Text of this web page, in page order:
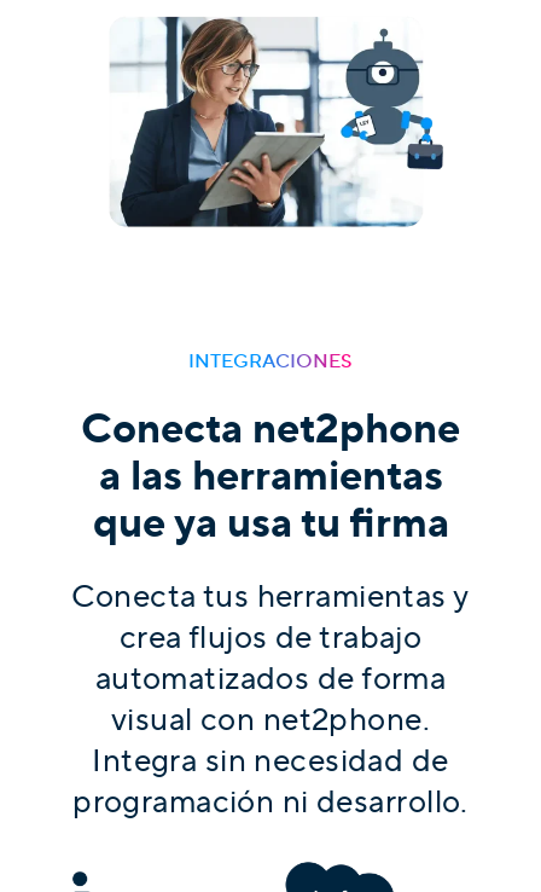
INTEGRACIONES
Conecta net2phone
a las herramientas
que ya usa tu firma
Conecta tus herramientas y
crea flujos de trabajo
automatizados de forma
visual con net2phone.
Integra sin necesidad de
programación ni desarrollo.